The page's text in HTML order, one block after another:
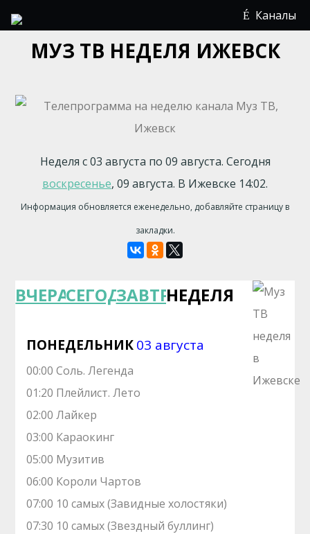
Каналы
МУЗ ТВ НЕДЕЛЯ ИЖЕВСК
Неделя с 03 августа по 09 августа. Сегодня
воскресенье, 09 августа. В Ижевске 14:02.
Информация обновляется еженедельно, добавляйте страницу в
закладки.
ВЧЕРАСЕГОДНЯЗАВТРАНЕДЕЛЯ
ПОНЕДЕЛЬНИК03 августа
00:00 Соль. Легенда
01:20 Плейлист. Лето
02:00 Лайкер
03:00 Караокинг
05:00 Музитив
06:00 Короли Чартов
07:00 10 самых (Завидные холостяки)
07:30 10 самых (Звездный буллинг)